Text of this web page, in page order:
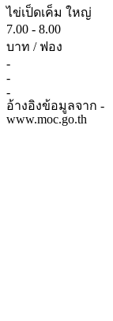
ไข่เป็ดเค็ม ใหญ่
7.00 - 8.00
บาท / ฟอง
-
-
-
อ้างอิงข้อมูลจาก -
www.moc.go.th